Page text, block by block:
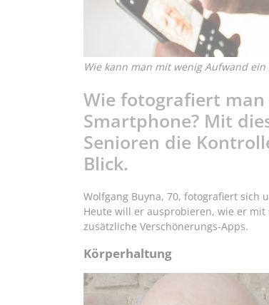
Wie kann man mit wenig Aufwand
Wie fotografiert
Smartphone? Mit
Senioren die
Blick.
Wolfgang Buyna, 70, fotografiert sich
Heute will er ausprobieren, wie er mit
zusätzliche Verschönerungs-Apps.
Körperhaltung